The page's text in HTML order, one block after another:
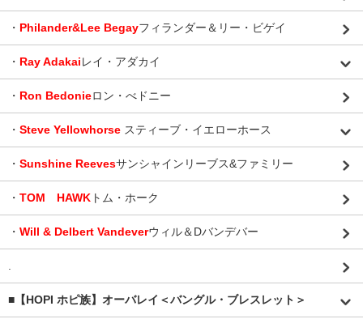
・ Philander&Lee Begayフィランダー＆リー・ビゲイ
・ Ray Adakaiレイ・アダカイ
・ Ron Bedonieロン・べドニー
・ Steve Yellowhorse スティーブ・イエローホース
・ Sunshine Reevesサンシャインリーブス&ファミリー
・ TOM HAWK トム・ホーク
・ Will & Delbert Vandeverウィル＆Dバンデバー
■【HOPI ホピ族】オーバレイ＜バングル・ブレスレット＞